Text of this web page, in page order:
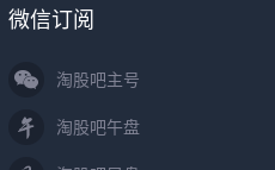
微信订阅
淘股吧主号
淘股吧午盘